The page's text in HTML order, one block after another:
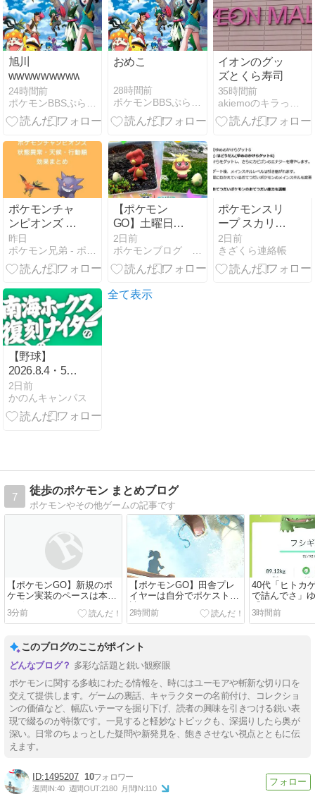
旭川
wwwwwwwwwwww
24時間前
おめこ
28時間前
イオンのグッ
ズとくら寿司
35時間前
ポケモンチャ
ンピオンズ 状
態異常・天
候・行動順の
効果まとめ
昨日
【ポケモン
GO】土曜日は
「炎と氷ふか
の日」が開催
されます！
2日前
ポケモンスリ
ープ スカリオ
の新スキル
「はどうだ
ん」について
2日前
きざくら連絡帳
【野球】
2026.8.4・5・
6 ホークスvs
ファイターズ
３連戦
2日前
かのんキャンパス
全て表示
7
徒歩のポケモン まとめブログ
ポケモンやその他ゲームの記事です
【ポケモンGO】新規のポ
ケモン実装のペースは本当
に緩やかになったね
3分前
【ポケモンGO】田舎プレ
イヤーは自分でポケスト申
請しないと
2時間前
40代「ヒトカ
で詰んでさ」
「メタルクロ
3時間前
このブログのここがポイント
多彩な話題と鋭い観察眼
ポケモンに関する多岐にわたる情報を、時にはユーモアや斬新な切り口を
交えて提供します。ゲームの裏話、キャラクターの名前付け、コレクショ
ンの価値など、幅広いテーマを掘り下げ、読者の興味を引きつける鋭い表
現で綴るのが特徴です。一見すると軽妙なトピックも、深掘りしたら奥が
深い。日常のちょっとした疑問や新発見を、飽きさせない視点とともに伝
えます。
1495207 10
週間IN:40 週間OUT:2180 月間IN:110